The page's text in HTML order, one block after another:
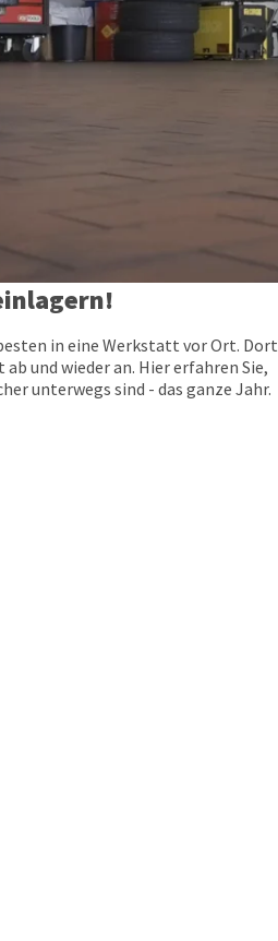
in eine Werkstatt vor Ort. Dort
und wieder an. Hier erfahren Sie,
unterwegs sind - das ganze Jahr.